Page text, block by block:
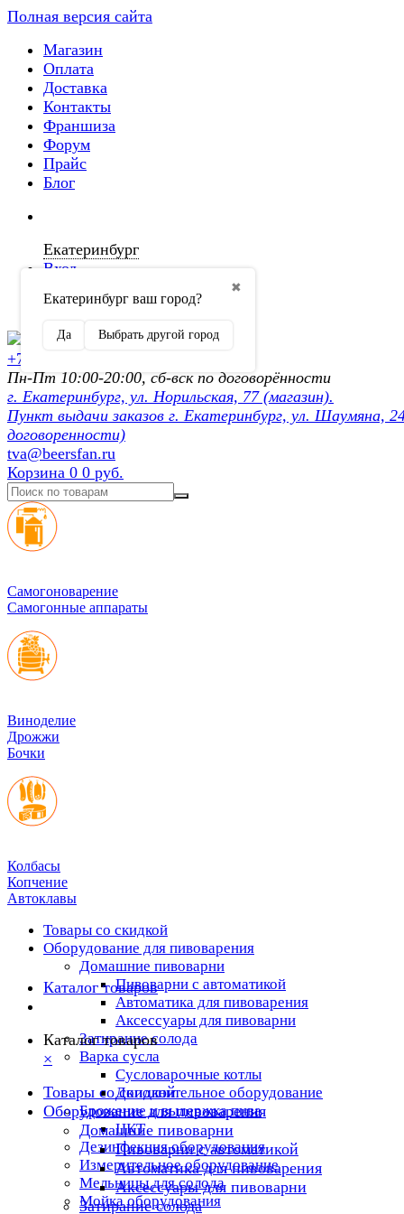
Полная версия сайта
Магазин
Оплата
Доставка
Контакты
Франшиза
Форум
Прайс
Блог
Екатеринбург
✖
Екатеринбург ваш город?
Да Выбрать другой город
Вход
Регистрация
+7 (902) 872-54-70
Пн-Пт 10:00-20:00, сб-вск по договорённости
г. Екатеринбург, ул. Норильская, 77 (магазин).
Пункт выдачи заказов г. Екатеринбург, ул. Шаумяна,
договоренности)
tva@beersfan.ru
Корзина 0 0 руб.
Cамогоноварение
Самогонные аппараты
Виноделие
Дрожжи
Бочки
Колбасы
Копчение
Автоклавы
Товары со скидкой
Оборудование для пивоварения
Домашние пивоварни
Пивоварни с автоматикой
Автоматика для пивоварения
Аксессуары для пивоварни
Затирание солода
Варка сусла
Cусловарочные котлы
Дополнительное оборудование
Брожение и выдержка пива
ЦКТ
Дезинфекция оборудования
Измерительное оборудование
Мельницы для солода
Мойка оборудования
Каталог товаров
Каталог товаров
×
Товары со скидкой
Оборудование для пивоварения
Домашние пивоварни
Пивоварни с автоматикой
Автоматика для пивоварения
Аксессуары для пивоварни
Затирание солода